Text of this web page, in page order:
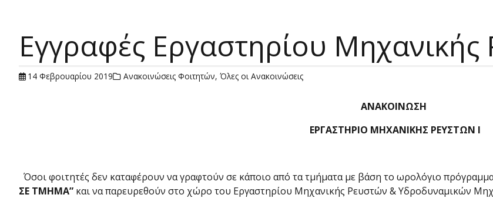
Εγγραφές Εργαστηρίου Μηχανικής
14 Φεβρουαρίου 2019 Ανακοινώσεις Φοιτητών, Όλες οι Ανακοινώσεις
ΑΝΑΚΟΙΝΩΣΗ
ΕΡΓΑΣΤΗΡΙΟ ΜΗΧΑΝΙΚΗΣ ΡΕΥΣΤΩΝ Ι
Όσοι φοιτητές δεν καταφέρουν να γραφτούν σε κάποιο από τα τμήματα με βάση το ωρολόγιο
ΣΕ ΤΜΗΜΑ” και να παρευρεθούν στο χώρο του Εργαστηρίου Μηχανικής Ρευστών & Υδροδυναμικών